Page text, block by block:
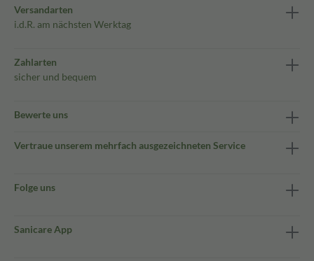
Versandarten
i.d.R. am nächsten Werktag
Zahlarten
sicher und bequem
Bewerte uns
Vertraue unserem mehrfach ausgezeichneten Service
Folge uns
Sanicare App